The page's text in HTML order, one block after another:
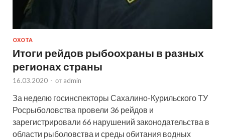
ОХОТА
Итоги рейдов рыбоохраны в разных
регионах страны
16.03.2020 - от admin
За неделю госинспекторы Сахалино-Курильского ТУ
Росрыболовства провели 36 рейдов и
зарегистрировали 66 нарушений законодательства в
области рыболовства и среды обитания водных